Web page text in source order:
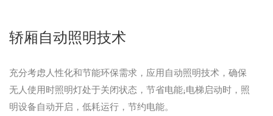
轿厢自动照明技术
充分考虑人性化和节能环保需求，应用自动照明技术，确保
无人使用时照明灯处于关闭状态，节省电能;电梯启动时，照
明设备自动开启，低耗运行，节约电能。